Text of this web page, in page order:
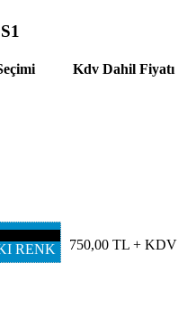
Kdv Dahil Fiyatı
RENK 750,00 TL + KDV